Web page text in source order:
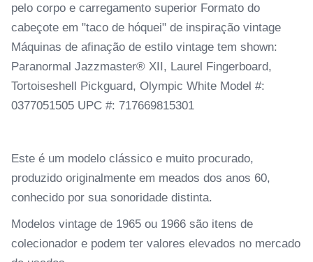
pelo corpo e carregamento superior Formato do
cabeçote em "taco de hóquei" de inspiração vintage
Máquinas de afinação de estilo vintage tem shown:
Paranormal Jazzmaster® XII, Laurel Fingerboard,
Tortoiseshell Pickguard, Olympic White Model #:
0377051505 UPC #: 717669815301
Este é um modelo clássico e muito procurado,
produzido originalmente em meados dos anos 60,
conhecido por sua sonoridade distinta.
Modelos vintage de 1965 ou 1966 são itens de
colecionador e podem ter valores elevados no mercado